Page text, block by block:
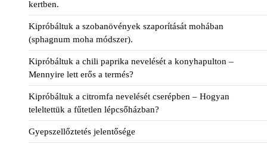
kertben.
Kipróbáltuk a szobanövények szaporítását mohában
(sphagnum moha módszer).
Kipróbáltuk a chili paprika nevelését a konyhapulton –
Mennyire lett erős a termés?
Kipróbáltuk a citromfa nevelését cserépben – Hogyan
teleltettük a fűtetlen lépcsőházban?
Gyepszellőztetés jelentősége